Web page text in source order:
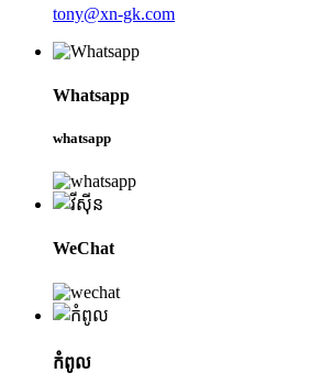
tony@xn-gk.com
Whatsapp
whatsapp
WeChat
កំពូល